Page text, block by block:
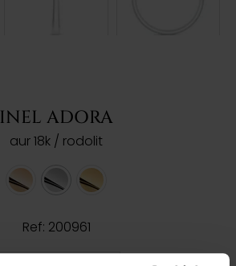
INEL ADORA
aur 18k / rodolit
Ref: 200961